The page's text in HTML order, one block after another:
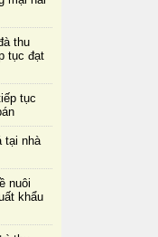
thu
tục đạt
tục
tại nhà
nuôi
khẩu